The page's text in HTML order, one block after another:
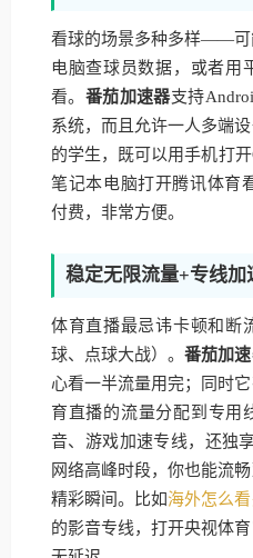
看球的场景多种多样——可
电脑查球员数据，或者用
看。 番茄加速器支持
系统，而且允许一人多端
的学生，既可以用手机打
笔记本电脑打开腾讯体育
付费，非常方便。
稳定无限流量+专线加
体育直播最忌讳卡顿和断
球、点球大战）。番茄加
心看一半流量用完；同时
育直播的流量分配到专
音、游戏加速专线，还独
网络高峰时段，你也能流
精彩瞬间。比如海外怎么
的影音专线，打开央视体